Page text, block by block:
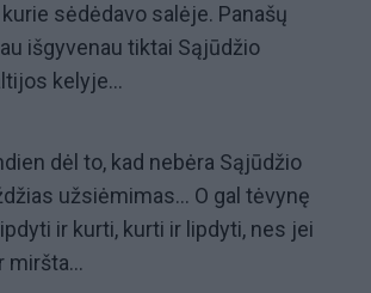
sėdėdavo salėje. Panašų
išgyvenau tiktai Sąjūdžio
kelyje...
dėl to, kad nebėra Sąjūdžio
užsiėmimas... O gal tėvynę
ir kurti, kurti ir lipdyti, nes jei
miršta...